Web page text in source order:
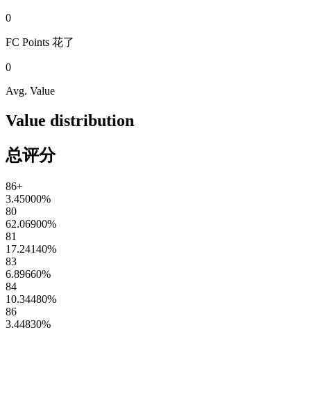
0
FC Points 花了
0
Avg. Value
Value distribution
总评分
86+
3.45000%
80
62.06900%
81
17.24140%
83
6.89660%
84
10.34480%
86
3.44830%